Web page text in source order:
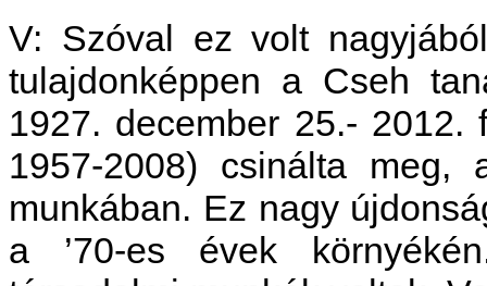
V: Szóval ez volt
tulajdonképpen a Cseh
1927. december 25.- 2012.
1957-2008) csinálta meg,
munkában. Ez nagy
a ’70-es évek